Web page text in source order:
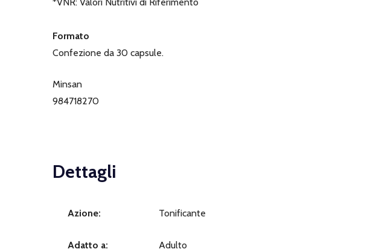
Formato
Confezione da 30 capsule.
Minsan
984718270
Dettagli
Azione: Tonificante
Adatto a: Adulto